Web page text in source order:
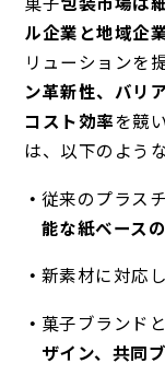
ル企業と地域企
リューションを
ン革新性、バリ
コスト効率を競
は、以下のよう
従来のプラス
能な紙ベース
新素材に対応
菓子ブランド
ザイン、共同